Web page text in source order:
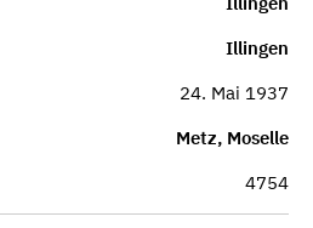
Illingen
24. Mai 1937
Metz, Moselle
4754